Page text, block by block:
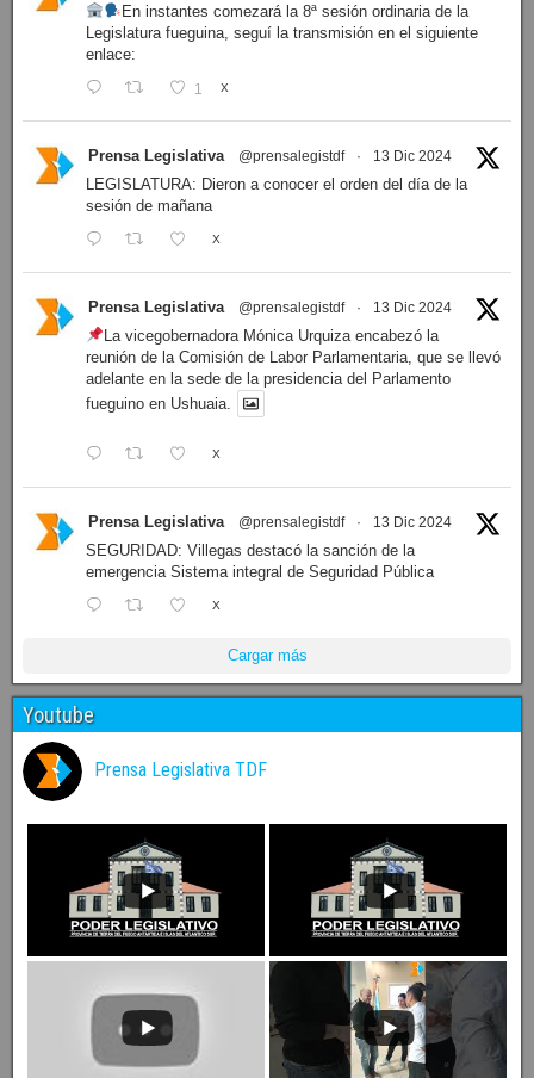
En instantes comezará la 8ª sesión ordinaria de la
Legislatura fueguina, seguí la transmisión en el siguiente
enlace:
1 X
Prensa Legislativa @prensalegistdf · 13 Dic 2024
LEGISLATURA: Dieron a conocer el orden del día de la
sesión de mañana
X
Prensa Legislativa @prensalegistdf · 13 Dic 2024
La vicegobernadora Mónica Urquiza encabezó la
reunión de la Comisión de Labor Parlamentaria, que se llevó
adelante en la sede de la presidencia del Parlamento
fueguino en Ushuaia.
X
Prensa Legislativa @prensalegistdf · 13 Dic 2024
SEGURIDAD: Villegas destacó la sanción de la
emergencia Sistema integral de Seguridad Pública
X
Cargar más
Youtube
Prensa Legislativa TDF